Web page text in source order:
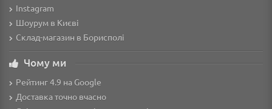
Instagram
Шоурум в Києві
Склад-магазин в Борисполі
Чому ми
Рейтинг 4.9 на Google
Доставка точно вчасно